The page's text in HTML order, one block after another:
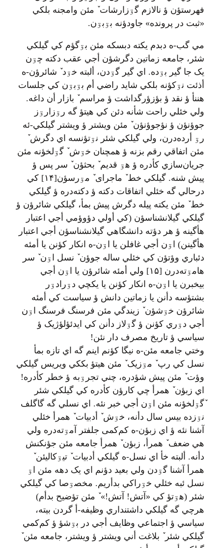
فهرستؤن ؤ نالازم گۊزارشات ٚ مئن وامجنه بلکي
«ثبت در پرونده»‌ جاودؤنه بۊبۊن.
مي گب-ه دبدم يکته دبسکه مئن بۊگؤم کي گيلکي
شئر، جامعه زماتين دگرشؤن أجي عقب دکته چۊن
يک جا گير بۊده. اي گير گۊدن، ألبته خۊد ٚ شائرؤن-ه
أذئت نۊکؤنه بلکي شايد راضي أم بۊبۊن کي جلسات
هننأ ؤ نقد ؤ بؤزؤرگداشت ؤ مراسم ٚ بازار أن داغه.
ولي خئلي راحت شأنه دئن کي هيتؤ گه رۊزارۊز
جوؤنؤن ؤ نؤجوؤنؤن ٚ مئن ويشتر ؤ ويشتر گيلکي-ئه
رۊ أرده‌درن، ولي گيلکي شئر نۊتؤنسه اي دگرش ٚ
مئن اتفاقي رقم بزنه ؤ همچنان خۊش ٚ گۊلخؤنه مئن
جريان‌سازي کأدره ؤ هۊ قديم ٚ بحثؤن ٚ سر پس ؤ
پيش شنه. گيلکي خط ٚ ماجرای ٚ مۊرسؤن[۱۴] کي
درحالي گه خئلي اتفاقات دکته ؤ دکته‌دره ؤ گيلکي
خط ٚ مئن يکته پيله دگرش پيش بمأ، گيلکي شائرؤن ؤ
گيلکي گيلانشناسؤن (کي أولي دؤوؤمي أجي اعتبار
هأگينه ؤ هر دؤته دانشگاهي گيلانشناسؤن أجي اعتبار
هأگینن) اۊن أجي غافلن يا اۊن-ه انکار کؤنن يا أمئه
دئباري وؤتؤن کي خئلي ساله جوؤن ٚ نسل اۊن ٚ سر
هامۊته‌درن [۱۵] ولي أمئه شائرؤن يا اۊن أجي
بيخبرن يا اۊن-ه انکار کؤنن يا يکچي دۊرادۊر
بشتؤسه دأنن يا زماتين دانش ؤ سياست کي أمئه
شائرؤن خۊشؤن ٚ زيندگي مئن فرسنگ فرسنگ اۊن
أجي دۊري کؤنن ؤ گۊلاز دأنن کي ايدئؤلؤژيک ؤ
سياسي ؤ تاريخ مصرف دار نئن!
وختي جامعه مئن-ه نيگا کؤنم اينم گه اي تازه بمأ
نسل کي رپ ٚ مۊزيک ٚ مئن هيتؤ بککي ويريس گيلکي
وؤت ٚ مئن پيش شؤدره، چني تجرۊبه ؤ خطر کأدره!
اي زبؤن ٚ همرأ چي کارؤن کأدره کي گيلکي شئر
ٚگۊلخؤنه مئن اۊن أجي خبر نئه. اي نسلي گه گاگلف
نۊزده بيس سال دأنه، خۊش ٚ أدبيات ٚ همرأ خئلي
آشنا نئه ؤ اي زبؤن-ه کم‌کمی جلفتر آمۊته‌دره ولي
هي ضعف ٚ همرأ، زبؤن ٚ همرأ جامعه مئن جؤنکنش
دأنه. ألبته خأ اي نسل-ه گيلکي أدبيات ٚ تيۊکاليئن ٚ
همرأ آشنا گۊدن ولي بعيد دؤنم اي يک دهه مئن اۊ
نسل ئبه خئلي خۊراکي بدأريم. مخصۊصا کي گيلکي
شئر (هۊتؤ کي «آتش! آتش!» ٚ مئن تؤضيح بدأم)
هرچي گه گيلکي داشتنداري وظيفه-أ گردن بيته،
سياسي ؤ اجتماعي وظايف أجي در بۊشؤ ؤ کم‌کمي
گيلکي شئر ٚ بلاغت أني ويشتر ؤ ويشتر، جامعه مئن ٚ